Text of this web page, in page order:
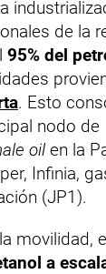
de la
95% del
. Esto
nodo de
oil en la
Infinia,
(JP1).
movilidad,
a